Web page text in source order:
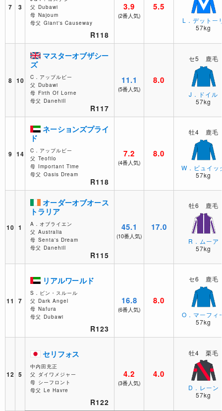
7 3
父 Dubawi
母 Najoum
母父 Giant's Causeway
R118
3.9
(2番人気)
5.5
L．デットー
57kg
8 10
マスターオブザシー
ズ
C．アップルビー
父 Dubawi
母 Firth Of Lorne
母父 Danehill
R117
11.1
(5番人気)
8.0
セ5 鹿毛
J．ドイル
57kg
9 14
ネーションズプライ
ド
C．アップルビー
父 Teofilo
母 Important Time
母父 Oasis Dream
R118
7.2
(4番人気)
8.0
牡4 鹿毛
W．ビュイッ
57kg
10 1
オーダーオブオース
トラリア
A．オブライエン
父 Australia
母 Senta's Dream
母父 Danehill
R115
45.1
(10番人気)
17.0
牡6 鹿毛
R．ムーア
57kg
11 7
リアルワールド
S．ビン・スルール
父 Dark Angel
母 Nafura
母父 Dubawi
R123
16.8
(6番人気)
8.0
セ6 鹿毛
O．マーフィ
57kg
12 5
セリフォス
中内田充正
父 ダイワメジャー
母 シーフロント
母父 Le Havre
R122
4.2
(3番人気)
4.0
牡4 栗毛
D．レーン
57kg